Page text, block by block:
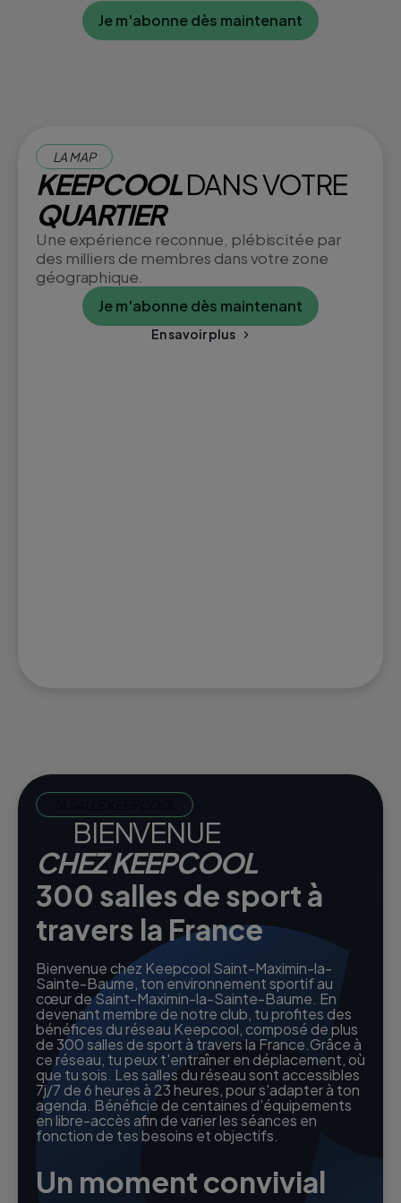
Je m'abonne dès maintenant
LA MAP
KEEPCOOLDANS VOTRE
QUARTIER
Une expérience reconnue, plébiscitée par
des milliers de membres dans votre zone
géographique.
Je m'abonne dès maintenant
En savoir plus
BIENVENUE
CHEZ KEEPCOOL
300 salles de sport à
travers la France
Bienvenue chez Keepcool Saint-Maximin-la-
Sainte-Baume, ton environnement sportif au
cœur de Saint-Maximin-la-Sainte-Baume. En
devenant membre de notre club, tu profites des
bénéfices du réseau Keepcool, composé de plus
de 300 salles de sport à travers la France.Grâce à
ce réseau, tu peux t'entraîner en déplacement, où
que tu sois. Les salles du réseau sont accessibles
7j/7 de 6 heures à 23 heures, pour s'adapter à ton
agenda. Bénéficie de centaines d’équipements
en libre-accès afin de varier les séances en
fonction de tes besoins et objectifs.
Un moment convivial